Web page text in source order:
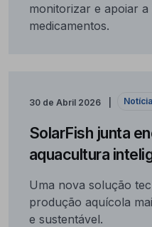
monitorizar e apoiar
medicamentos.
30 de Abril 2026
SolarFish junta
aquacultura
Uma nova solução
produção aquícola
e sustentável.